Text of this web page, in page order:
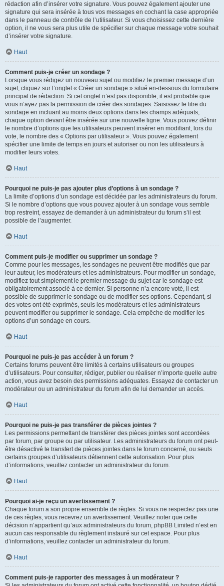
rédaction afin d’insérer votre signature. Vous pouvez également ajouter une
signature qui sera insérée à tous vos messages en cochant la case appropriée
dans le panneau de contrôle de l’utilisateur. Si vous choisissez cette dernière
option, il ne vous sera plus utile de spécifier sur chaque message votre souhait
d’insérer votre signature.
Haut
Comment puis-je créer un sondage ?
Lorsque vous rédigez un nouveau sujet ou modifiez le premier message d’un
sujet, cliquez sur l’onglet « Créer un sondage » situé en-dessous du formulaire
principal de rédaction. Si cet onglet n’est pas disponible, il est probable que
vous n’ayez pas la permission de créer des sondages. Saisissez le titre du
sondage en incluant au moins deux options dans les champs adéquats,
chaque option devant être insérée sur une nouvelle ligne. Vous pouvez définir
le nombre d’options que les utilisateurs peuvent insérer en modifiant, lors du
vote, le nombre des « Options par utilisateur ». Vous pouvez également
spécifier une limite de temps en jours et autoriser ou non les utilisateurs à
modifier leurs votes.
Haut
Pourquoi ne puis-je pas ajouter plus d’options à un sondage ?
La limite d’options d’un sondage est décidée par les administrateurs du forum.
Si le nombre d’options que vous pouvez ajouter à un sondage vous semble
trop restreint, essayez de demander à un administrateur du forum s’il est
possible de l’augmenter.
Haut
Comment puis-je modifier ou supprimer un sondage ?
Comme pour les messages, les sondages ne peuvent être modifiés que par
leur auteur, les modérateurs et les administrateurs. Pour modifier un sondage,
modifiez tout simplement le premier message du sujet car le sondage est
obligatoirement associé à ce dernier. Si personne n’a encore voté, il est
possible de supprimer le sondage ou de modifier ses options. Cependant, si
des votes ont été exprimés, seuls les modérateurs et les administrateurs
peuvent modifier ou supprimer le sondage. Cela empêche de modifier les
options d’un sondage en cours.
Haut
Pourquoi ne puis-je pas accéder à un forum ?
Certains forums peuvent être limités à certains utilisateurs ou groupes
d’utilisateurs. Pour consulter, rédiger, publier ou réaliser n’importe quelle autre
action, vous avez besoin des permissions adéquates. Essayez de contacter un
modérateur ou un administrateur du forum afin de lui demander un accès.
Haut
Pourquoi ne puis-je pas transférer de pièces jointes ?
Les permissions permettant de transférer des pièces jointes sont accordées
par forum, par groupe ou par utilisateur. Les administrateurs du forum ont peut-
être désactivé le transfert de pièces jointes dans le forum concerné, ou seuls
certains groupes d’utilisateurs détiennent cette autorisation. Pour plus
d’informations, veuillez contacter un administrateur du forum.
Haut
Pourquoi ai-je reçu un avertissement ?
Chaque forum a son propre ensemble de règles. Si vous ne respectez pas une
de ces règles, vous recevrez un avertissement. Veuillez noter que cette
décision n’appartient qu’aux administrateurs du forum, phpBB Limited n’est en
aucun cas responsable du règlement instauré sur cet espace. Pour plus
d’informations, veuillez contacter un administrateur du forum.
Haut
Comment puis-je rapporter des messages à un modérateur ?